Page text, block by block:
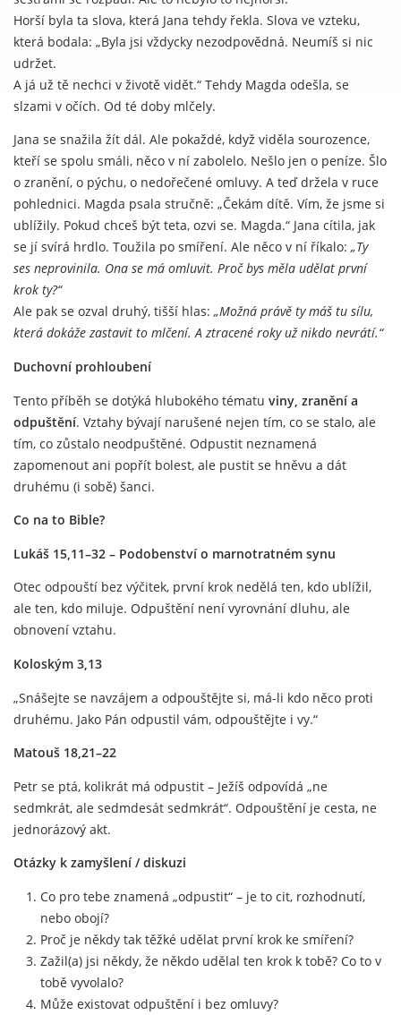
Horší byla ta slova, která Jana tehdy řekla. Slova ve vzteku,
která bodala: „Byla jsi vždycky nezodpovědná. Neumíš si nic
udržet.
A já už tě nechci v životě vidět.“ Tehdy Magda odešla, se
slzami v očích. Od té doby mlčely.
Jana se snažila žít dál. Ale pokaždé, když viděla sourozence,
kteří se spolu smáli, něco v ní zabolelo. Nešlo jen o peníze. Šlo
o zranění, o pýchu, o nedořečené omluvy. A teď držela v ruce
pohlednici. Magda psala stručně: „Čekám dítě. Vím, že jsme si
ublížily. Pokud chceš být teta, ozvi se. Magda.“ Jana cítila, jak
se jí svírá hrdlo. Toužila po smíření. Ale něco v ní říkalo: „Ty
ses neprovinila. Ona se má omluvit. Proč bys měla udělat první
krok ty?“
Ale pak se ozval druhý, tišší hlas: „Možná právě ty máš tu sílu,
která dokáže zastavit to mlčení. A ztracené roky už nikdo nevrátí.“
Duchovní prohloubení
Tento příběh se dotýká hlubokého tématu viny, zranění a
odpuštění. Vztahy bývají narušené nejen tím, co se stalo, ale
tím, co zůstalo neodpuštěné. Odpustit neznamená
zapomenout ani popřít bolest, ale pustit se hněvu a dát
druhému (i sobě) šanci.
Co na to Bible?
Lukáš 15,11–32 – Podobenství o marnotratném synu
Otec odpouští bez výčitek, první krok nedělá ten, kdo ublížil,
ale ten, kdo miluje. Odpuštění není vyrovnání dluhu, ale
obnovení vztahu.
Koloským 3,13
„Snášejte se navzájem a odpouštějte si, má-li kdo něco proti
druhému. Jako Pán odpustil vám, odpouštějte i vy.“
Matouš 18,21–22
Petr se ptá, kolikrát má odpustit – Ježíš odpovídá „ne
sedmkrát, ale sedmdesát sedmkrát“. Odpouštění je cesta, ne
jednorázový akt.
Otázky k zamyšlení / diskuzi
Co pro tebe znamená „odpustit“ – je to cit, rozhodnutí,
nebo obojí?
Proč je někdy tak těžké udělat první krok ke smíření?
Zažil(a) jsi někdy, že někdo udělal ten krok k tobě? Co to v
tobě vyvolalo?
Může existovat odpuštění i bez omluvy?